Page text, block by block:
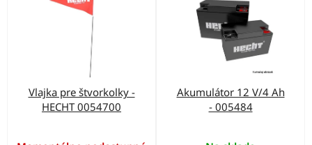
Vlajka pre štvorkolky -
HECHT 0054700
Akumulátor 12 V/4 Ah
- 005484